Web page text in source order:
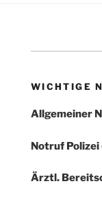
WICHTIGE
Allgemeiner
Notruf Polizei
Ärztl.